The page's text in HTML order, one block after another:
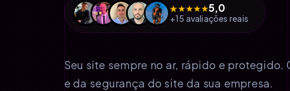
★★★★★5,0
+15 avaliações reais
Seu site sempre no ar, rápido e protegido.
e da segurança do site da sua empresa.